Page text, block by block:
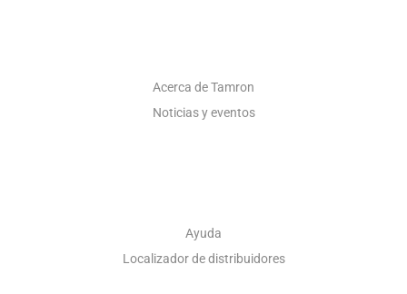
Acerca de Tamron
Noticias y eventos
Ayuda
Localizador de distribuidores